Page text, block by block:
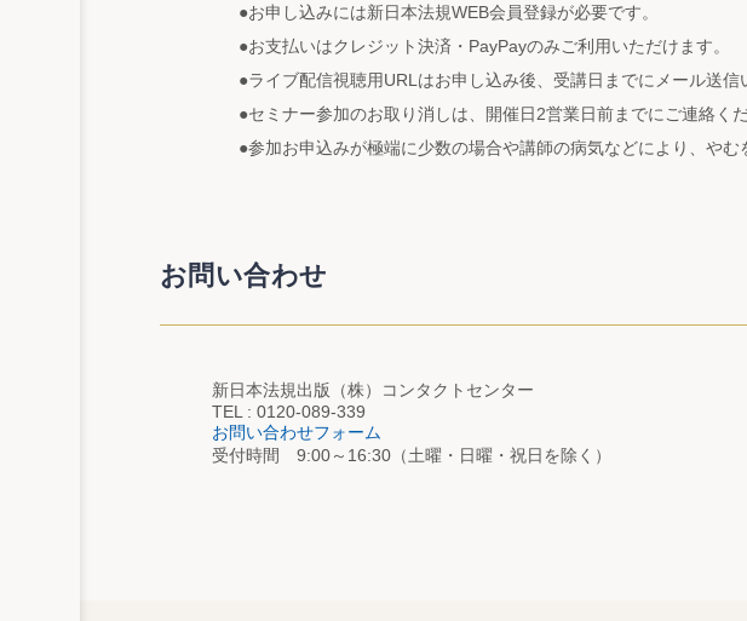
●お申し込みには新日本法規WEB会員登録が必要です。
●お支払いはクレジット決済・PayPayのみご利用いただけます。
●ライブ配信視聴用URLはお申し込み後、受講日までにメール送信
●セミナー参加のお取り消しは、開催日2営業日前までにご連絡くだ
●参加お申込みが極端に少数の場合や講師の病気などにより、や
お問い合わせ
新日本法規出版（株）コンタクトセンター
TEL : 0120-089-339
お問い合わせフォーム
受付時間 9:00～16:30（土曜・日曜・祝日を除く）